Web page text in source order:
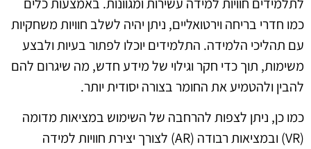
כמו חדרי בריחה וירטואליים, ניתן יהיה לשלב חוויות משחקיות
עם תהליכי הלמידה. התלמידים יוכלו לפתור בעיות ולבצע
משימות, תוך כדי חקר וגילוי של מידע חדש, מה שיגרום להם
להבין ולהטמיע את החומר בצורה יסודית יותר.
כמו כן, ניתן לצפות להרחבה של השימוש במציאות מדומה
(VR) ובמציאות רבודה (AR) לצורך יצירת חוויות למידה